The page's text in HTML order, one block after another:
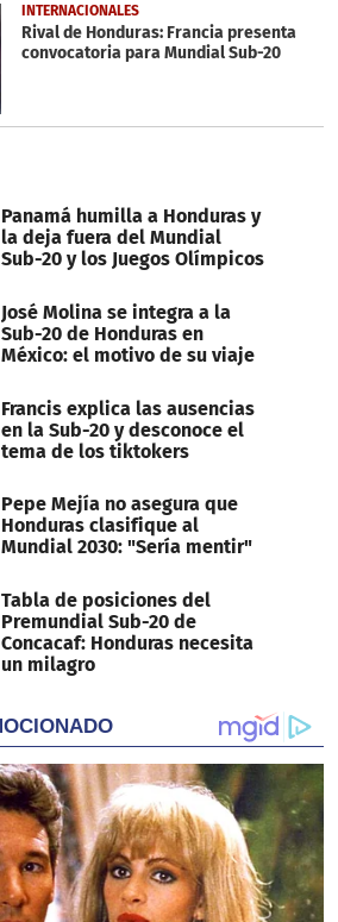
INTERNACIONALES
Rival de Honduras: Francia presenta
convocatoria para Mundial Sub-20
Panamá humilla a Honduras y
la deja fuera del Mundial
Sub-20 y los Juegos Olímpicos
José Molina se integra a la
Sub-20 de Honduras en
México: el motivo de su viaje
Francis explica las ausencias
en la Sub-20 y desconoce el
tema de los tiktokers
Pepe Mejía no asegura que
Honduras clasifique al
Mundial 2030: "Sería mentir"
Tabla de posiciones del
Premundial Sub-20 de
Concacaf: Honduras necesita
un milagro